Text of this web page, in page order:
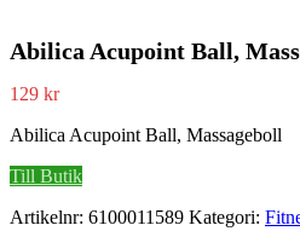
Abilica Acupoint Ball,
129 kr
Abilica Acupoint Ball, Massageboll
Till Butik
Artikelnr: 6100011589 Kategori: